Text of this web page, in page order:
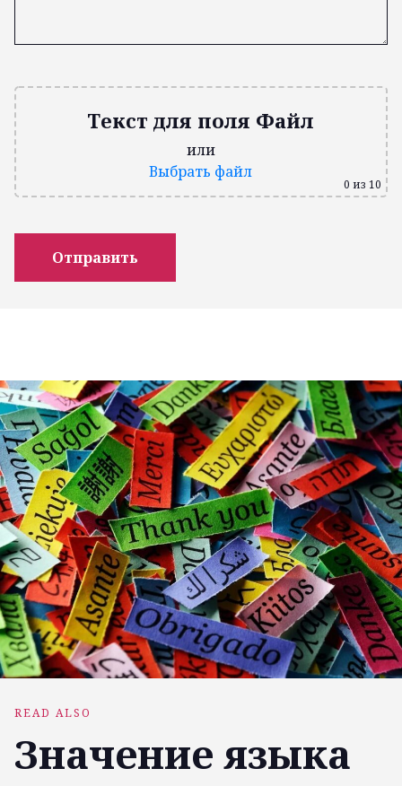
Текст для поля Файл
или
Выбрать файл
0 из 10
READ ALSO
Значение языка